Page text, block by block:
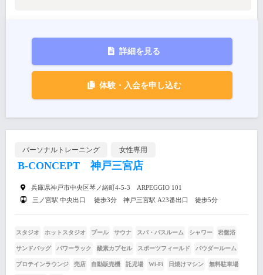
詳細を見る
体験・入会を申し込む
パーソナルトレーニング 女性専用
B-CONCEPT 神戸三宮店
兵庫県神戸市中央区琴ノ緒町4-5-3 ARPEGGIO 101
三ノ宮駅 中央出口 徒歩3分 神戸三宮駅 A23番出口 徒歩5分
スタジオ ホットスタジオ プール サウナ スパ・バスルーム シャワー 岩盤浴
サンドバッグ パワーラック 酸素カプセル スポーツフィールド パウダールーム
プロテインラウンジ 売店 自動販売機 託児場 Wi-Fi 日焼けマシン 無料駐車場